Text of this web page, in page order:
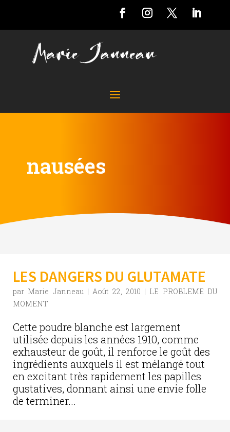
nausées
LES DANGERS DU GLUTAMATE
par Marie Janneau|Août 22, 2010 | LE PROBLEME DU
MOMENT
Cette poudre blanche est largement
utilisée depuis les années 1910, comme
exhausteur de goût, il renforce le goût des
ingrédients auxquels il est mélangé tout
en excitant très rapidement les papilles
gustatives, donnant ainsi une envie folle
de terminer...